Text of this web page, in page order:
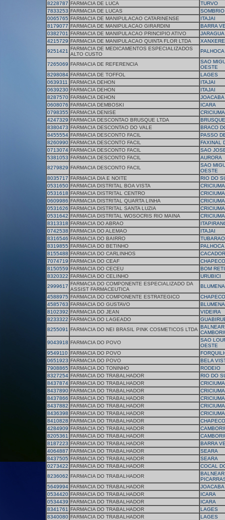
8228787 FARMACIA DE LUCA
TURVO
7833253 FARMACIA DE LUCAS
SOMBRIO
0065765 FARMACIA DE MANIPULACAO CATARINENSE
ITAJAI
8179077 FARMACIA DE MANIPULACAO GIRARDINI
BARRA
0382701 FARMACIA DE MANIPULACAO PRINCIPIO ATIVO
4215729 FARMACIA DE MANIPULACAO QUINTA FLOR LTDA
XANXERE
9251421 FARMACIA DE MEDICAMENTOS ESPECIALIZADOS
ALTO CUSTO
PALHOCA
7265069 FARMACIA DE REFERENCIA
SAO
OESTE
8298084 FARMACIA DE TOFFOL
LAGES
0639311
FARMACIA DEHON
ITAJAI
0639230 FARMACIA DEHON
ITAJAI
8287570 FARMACIA DEHON
JOACABA
0608076 FARMACIA DEMBOSKI
ICARA
0798355 FARMACIA DENISE
CRICIUMA
4247329 FARMACIA DESCONTAO BRUSQUE LTDA
BRUSQUE
8380473 FARMACIA DESCONTAO DO VALE
BRACO
8455554 FARMACIA DESCONTO FACIL
PASSO
8260990 FARMACIA DESCONTO FACIL
FAXINAL
0713074 FARMACIA DESCONTO FACIL
SAO
5381053 FARMACIA DESCONTO FACIL
AURORA
8279829 FARMACIA DESCONTO FACIL
SAO
OESTE
8035717 FARMACIA DIA E NOITE
RIO DO
0531650 FARMACIA DISTRITAL BOA VISTA
CRICIUMA
0531618 FARMACIA DISTRITAL CENTRO
CRICIUMA
0609986 FARMACIA DISTRITAL QUARTA LINHA
CRICIUMA
0531626 FARMACIA DISTRITAL SANTA LUZIA
CRICIUMA
0531642 FARMACIA DISTRITAL WOSOCRIS RIO MAINA
CRICIUMA
8313318 FARMACIA DO ABRAO
0742538 FARMACIA DO ALEMAO
ITAJAI
8316546 FARMACIA DO BAIRRO
TUBARAO
8319855 FARMACIA DO BETINHO
PALHOCA
8155488 FARMACIA DO CARLINHOS
CACADOR
7074719 FARMACIA DO CEAF
CHAPECO
8150559 FARMACIA DO CECEU
BOM
8320322 FARMACIA DO CELINHO
URUBICI
2999617 FARMACIA DO COMPONENTE ESPECIALIZADO DA
ASSIST FARMACEUTICA
4588975 FARMACIA DO COMPONENTE ESTRATEGICO
CHAPECO
4585763 FARMACIA DO GUSTAVO
8102392 FARMACIA DO JEAN
VIDEIRA
8233322 FARMACIA DO LAGEADO
8255091 FARMACIA DO NEI BRASIL PINK COSMETICOS LTDA
9043918 FARMACIA DO POVO
SAO
OESTE
9549110 FARMACIA DO POVO
0651923 FARMACIA DO POVO
BELA
7908865 FARMACIA DO TONINHO
RODEIO
8327254 FARMACIA DO TRABALHADOR
RIO DO
8437874 FARMACIA DO TRABALHADOR
CRICIUMA
8437890 FARMACIA DO TRABALHADOR
CRICIUMA
8437866 FARMACIA DO TRABALHADOR
CRICIUMA
8437882 FARMACIA DO TRABALHADOR
CRICIUMA
8436398 FARMACIA DO TRABALHADOR
CRICIUMA
8410828 FARMACIA DO TRABALHADOR
CHAPECO
4284909 FARMACIA DO TRABALHADOR
8205361 FARMACIA DO TRABALHADOR
8187223 FARMACIA DO TRABALHADOR
BARRA
4064887 FARMACIA DO TRABALHADOR
SEARA
8437505 FARMACIA DO TRABALHADOR
SEARA
0273422 FARMACIA DO TRABALHADOR
COCAL
8236062 FARMACIA DO TRABALHADOR
5649994 FARMACIA DO TRABALHADOR
JOACABA
0534420 FARMACIA DO TRABALHADOR
ICARA
0534439 FARMACIA DO TRABALHADOR
ICARA
8341761 FARMACIA DO TRABALHADOR
LAGES
8340080 FARMACIA DO TRABALHADOR
LAGES